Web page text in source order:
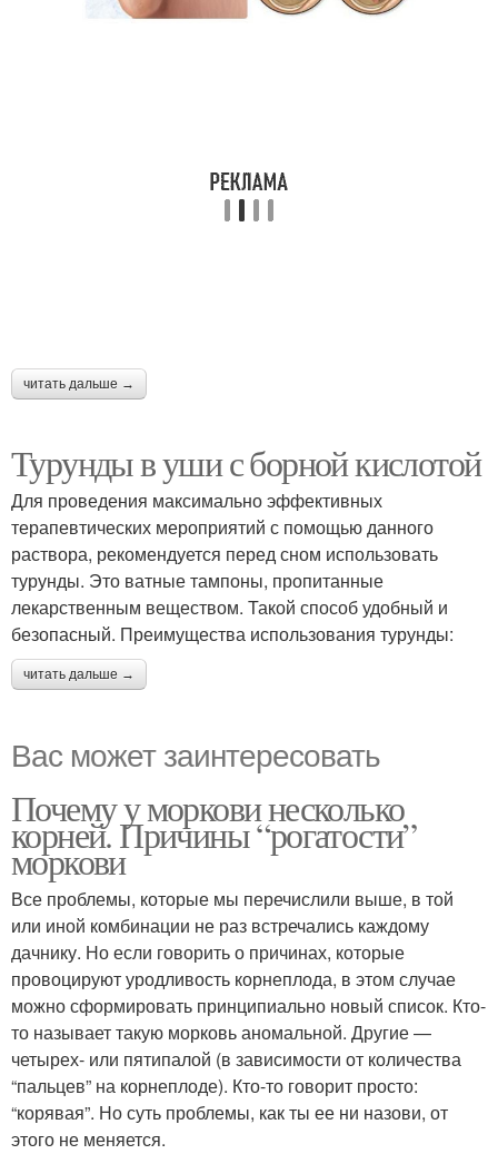
читать дальше →
Турунды в уши с борной кислотой
Для проведения максимально эффективных
терапевтических мероприятий с помощью данного
раствора, рекомендуется перед сном использовать
турунды. Это ватные тампоны, пропитанные
лекарственным веществом. Такой способ удобный и
безопасный. Преимущества использования турунды:
читать дальше →
Вас может заинтересовать
Почему у моркови несколько
корней. Причины “рогатости”
моркови
Все проблемы, которые мы перечислили выше, в той
или иной комбинации не раз встречались каждому
дачнику. Но если говорить о причинах, которые
провоцируют уродливость корнеплода, в этом случае
можно сформировать принципиально новый список. Кто-
то называет такую морковь аномальной. Другие —
четырех- или пятипалой (в зависимости от количества
“пальцев” на корнеплоде). Кто-то говорит просто:
“корявая”. Но суть проблемы, как ты ее ни назови, от
этого не меняется.